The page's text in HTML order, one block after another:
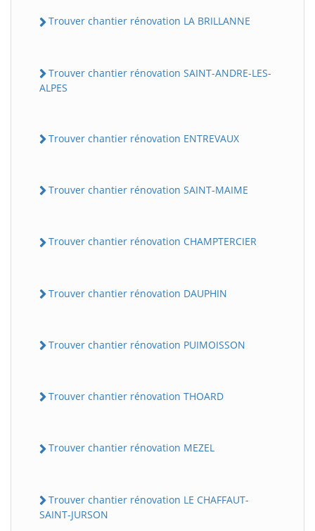
Trouver chantier rénovation LA BRILLANNE
Trouver chantier rénovation SAINT-ANDRE-LES-
ALPES
Trouver chantier rénovation ENTREVAUX
Trouver chantier rénovation SAINT-MAIME
Trouver chantier rénovation CHAMPTERCIER
Trouver chantier rénovation DAUPHIN
Trouver chantier rénovation PUIMOISSON
Trouver chantier rénovation THOARD
Trouver chantier rénovation MEZEL
Trouver chantier rénovation LE CHAFFAUT-
SAINT-JURSON